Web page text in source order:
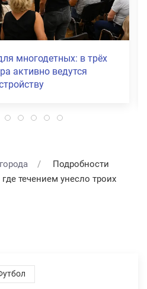
Карасунском округах
режим ЧС после
Подробности
течением унесло троих